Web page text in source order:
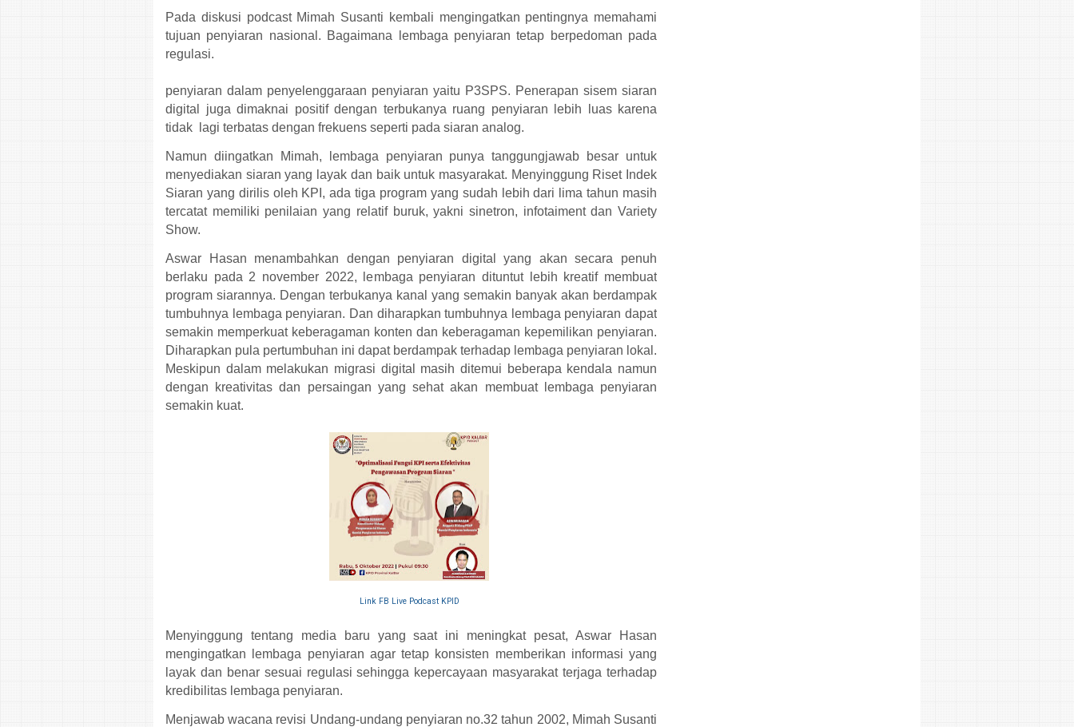
Pada diskusi podcast Mimah Susanti kembali mengingatkan pentingnya memahami
tujuan penyiaran nasional. Bagaimana lembaga penyiaran tetap berpedoman pada
regulasi.
penyiaran dalam penyelenggaraan penyiaran yaitu P3SPS. Penerapan sisem siaran
digital juga dimaknai positif dengan terbukanya ruang penyiaran lebih luas karena
tidak lagi terbatas dengan frekuens seperti pada siaran analog.
Namun diingatkan Mimah, lembaga penyiaran punya tanggungjawab besar untuk
menyediakan siaran yang layak dan baik untuk masyarakat. Menyinggung Riset Indek
Siaran yang dirilis oleh KPI, ada tiga program yang sudah lebih dari lima tahun masih
tercatat memiliki penilaian yang relatif buruk, yakni sinetron, infotaiment dan Variety
Show.
Aswar Hasan menambahkan dengan penyiaran digital yang akan secara penuh
berlaku pada 2 november 2022, lembaga penyiaran dituntut lebih kreatif membuat
program siarannya. Dengan terbukanya kanal yang semakin banyak akan berdampak
tumbuhnya lembaga penyiaran. Dan diharapkan tumbuhnya lembaga penyiaran dapat
semakin memperkuat keberagaman konten dan keberagaman kepemilikan penyiaran.
Diharapkan pula pertumbuhan ini dapat berdampak terhadap lembaga penyiaran lokal.
Meskipun dalam melakukan migrasi digital masih ditemui beberapa kendala namun
dengan kreativitas dan persaingan yang sehat akan membuat lembaga penyiaran
semakin kuat.
Link FB Live Podcast KPID
Menyinggung tentang media baru yang saat ini meningkat pesat, Aswar Hasan
mengingatkan lembaga penyiaran agar tetap konsisten memberikan informasi yang
layak dan benar sesuai regulasi sehingga kepercayaan masyarakat terjaga terhadap
kredibilitas lembaga penyiaran.
Menjawab wacana revisi Undang-undang penyiaran no.32 tahun 2002, Mimah Susanti